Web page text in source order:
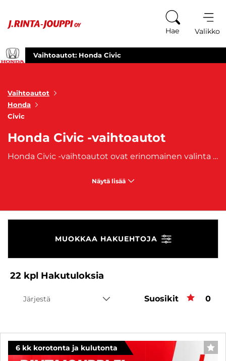
Hae Valikko
Vaihtoautot: Honda Civic
Vaihtoautot
Honda
Civic
Honda Civic -vaihtoautot
Honda Civic -vaihtoautot ovat erinomainen valinta kaikille, jotka etsivät luotettavaa ja tyylikästä ajoneuvoa. Honda Civic -malli on tunnettu kestävyydestään, ajonautinnostaan ja monipuolisista ominaisuuksistaan. Honda Civic tarjoaa tilavan ja mukautuvan sisätilan, joka sopii täydellisesti niin perheille kuin yksittäisille kuljettajille. Sen ergonominen muotoilu ja laadukkaat materiaalit tekevät matkustamisesta miellyttävää kaikilla matkoilla. Honda Civic on saatavana eri moottorivaihtoehdoilla, joten voit valita juuri sinulle sopivan tehokkuuden ja polttoainetehokkuuden. Sen dynaaminen ajokäytös ja tarkka ohjattavuus takaavat hauskan ja turvallisen ajokokemuksen, olipa sitten kyseessä kaupunkiajaminen tai pidemmät matkat.
Näytä lisää
MUOKKAA HAKUEHTOJA
22 kpl Hakutuloksia
Järjestä Suosikit 0
6 kk korotonta ja kulutonta